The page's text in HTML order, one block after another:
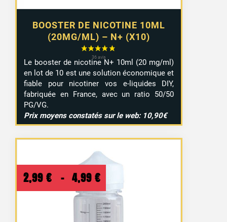
BOOSTER DE NICOTINE 10ML
(20MG/ML) – N+ (X10)
Le booster de nicotine N+ 10ml (20 mg/ml)
en lot de 10 est une solution économique et
fiable pour nicotiner vos e-liquides DIY,
fabriquée en France, avec un ratio 50/50
PG/VG.
Prix moyens constatés sur le web: 10,90€
2,99 € – 4,99 €
de
prix :